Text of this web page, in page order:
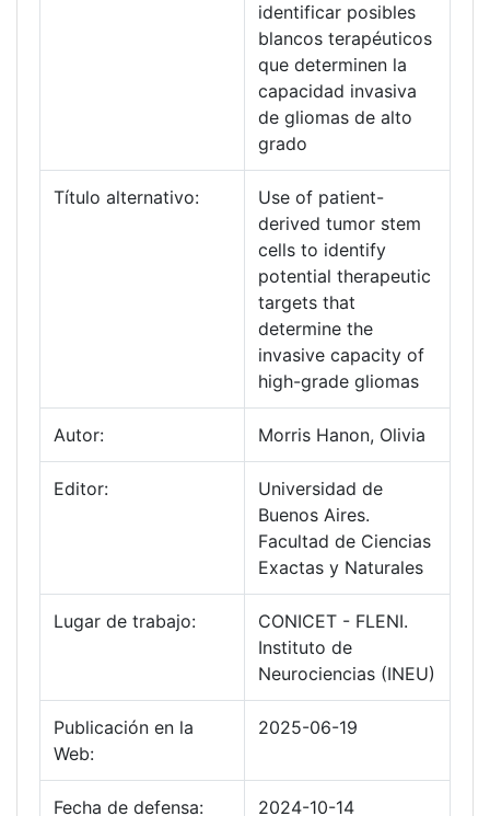
identificar posibles
blancos terapéuticos
que determinen la
capacidad invasiva
de gliomas de alto
grado
Título alternativo:
Use of patient-
derived tumor stem
cells to identify
potential therapeutic
targets that
determine the
invasive capacity of
high-grade gliomas
Autor: Morris Hanon, Olivia
Editor:
Universidad de
Buenos Aires.
Facultad de Ciencias
Exactas y Naturales
Lugar de trabajo:
CONICET - FLENI.
Instituto de
Neurociencias (INEU)
Publicación en la
Web:
2025-06-19
Fecha de defensa: 2024-10-14